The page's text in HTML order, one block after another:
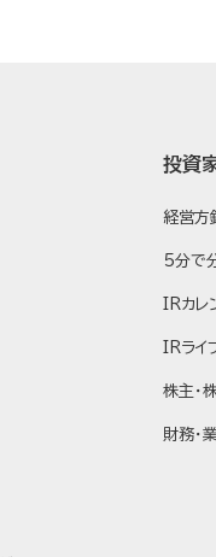
投資
経営方
5分で
IRカレ
IRライ
株主・
財務・